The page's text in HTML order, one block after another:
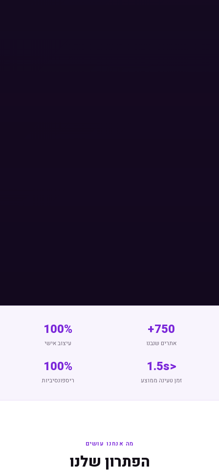
750+
אתרים שנבנו
100%
עיצוב אישי
<1.5s
זמן טעינה ממוצע
100%
ריספונסיביות
מה אנחנו עושים
הפתרון שלנו